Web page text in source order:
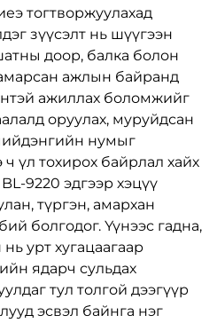
тогтворжуулахад
зүүсэлт нь шүүгээн
доор, балка болон
ажлын байранд
ажиллах боломжийг
оруулах, муруйдсан
нумыг
үл тохирох байрлал хайх
9220 эдгээр хэцүү
түргэн, амархан
болгодог. Үүнээс гадна,
урт хугацаагаар
ядарч сульдах
тул толгой дээгүүр
эсвэл байнга нэг